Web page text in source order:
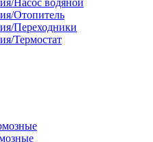
Насос водяной
Отопитель
Переходники
Термостат